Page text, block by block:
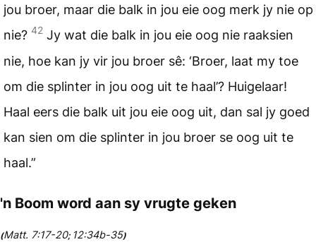
jou broer, maar die balk in jou eie oog merk jy nie op
nie? 42 Jy wat die balk in jou eie oog nie raaksien
nie, hoe kan jy vir jou broer sê: ‘Broer, laat my toe
om die splinter in jou oog uit te haal’? Huigelaar!
Haal eers die balk uit jou eie oog uit, dan sal jy goed
kan sien om die splinter in jou broer se oog uit te
haal.”
'n Boom word aan sy vrugte geken
(Matt. 7:17-20; 12:34b-35)